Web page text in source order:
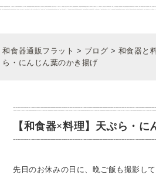
和食器通販フラット > ブログ > 和食器と
ら・にんじん葉のかき揚げ
【和食器×料理】天ぷら・
先日のお休みの日に、晩ご飯も撮影し